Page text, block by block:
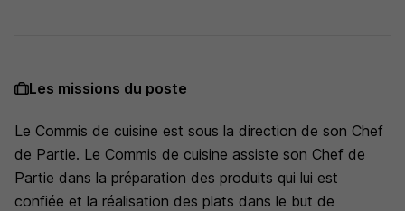
Les missions du poste
Le Commis de cuisine est sous la direction de son Chef
de Partie. Le Commis de cuisine assiste son Chef de
Partie dans la préparation des produits qui lui est
confiée et la réalisation des plats dans le but de